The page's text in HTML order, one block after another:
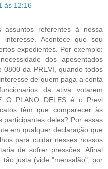
às 12:16
assuntos referentes à nossa
Acontece que sou
expedientes. Por exemplo:
dos aposentados
0800 da PREVI, quando todos
de quem paga a conta
da ativa votarem
O PLANO DELES é o Previ
têm que comparecer às
participantes deles? Por essas
em qualquer declaração que
para cuidar nesses nossos
de sofrer pressões. Afinal
justa (vide "mensalão", por